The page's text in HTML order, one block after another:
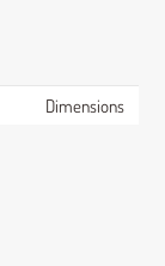
Dimensions